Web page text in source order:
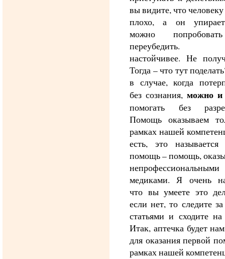
вы видите, что
плохо, а он
можно
переубедить.
настойчивее. Не
Тогда – что тут
в случае, когда
без сознания, можно
помогать без
Помощь оказываем
рамках нашей
есть, это называется
помощь – помощь,
непрофессиональными
медиками. Я очень
что вы умеете это
если нет, то следите
статьями и сходите
Итак, аптечка будет
для оказания первой
рамках нашей